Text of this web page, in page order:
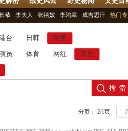
恭 李夫人 张禧嫔 李鸿章 成吉思汗 热门
台 日韩 欧美
员 体育 网红 其他
分页： 2/1页